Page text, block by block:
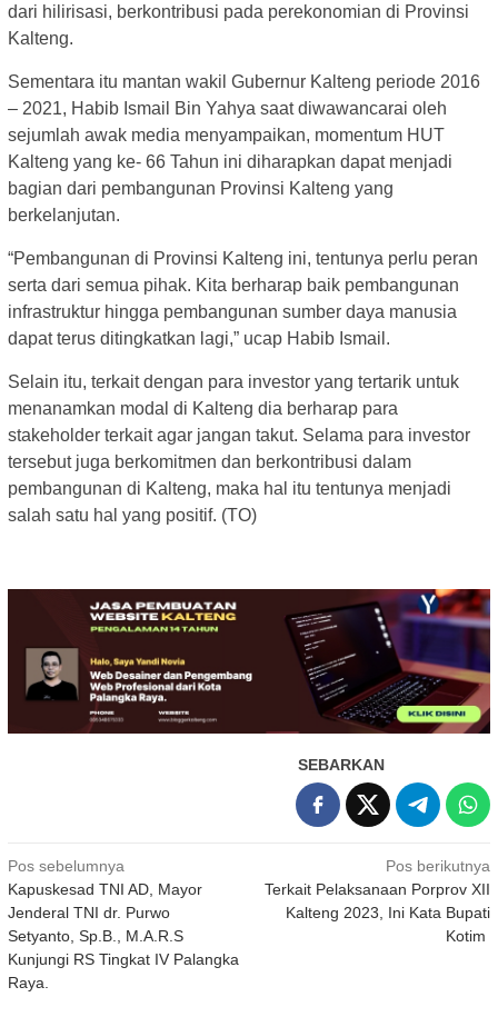
dari hilirisasi, berkontribusi pada perekonomian di Provinsi
Kalteng.
Sementara itu mantan wakil Gubernur Kalteng periode 2016
– 2021, Habib Ismail Bin Yahya saat diwawancarai oleh
sejumlah awak media menyampaikan, momentum HUT
Kalteng yang ke- 66 Tahun ini diharapkan dapat menjadi
bagian dari pembangunan Provinsi Kalteng yang
berkelanjutan.
“Pembangunan di Provinsi Kalteng ini, tentunya perlu peran
serta dari semua pihak. Kita berharap baik pembangunan
infrastruktur hingga pembangunan sumber daya manusia
dapat terus ditingkatkan lagi,” ucap Habib Ismail.
Selain itu, terkait dengan para investor yang tertarik untuk
menanamkan modal di Kalteng dia berharap para
stakeholder terkait agar jangan takut. Selama para investor
tersebut juga berkomitmen dan berkontribusi dalam
pembangunan di Kalteng, maka hal itu tentunya menjadi
salah satu hal yang positif. (TO)
SEBARKAN
Navigasi
pos
Pos sebelumnya
Kapuskesad TNI AD, Mayor
Jenderal TNI dr. Purwo
Setyanto, Sp.B., M.A.R.S
Kunjungi RS Tingkat IV Palangka
Raya.
Pos berikutnya
Terkait Pelaksanaan Porprov XII
Kalteng 2023, Ini Kata Bupati
Kotim